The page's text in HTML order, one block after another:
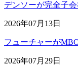
デンソーが完全子
2026年07月13日
フューチャーが
2026年07月29日